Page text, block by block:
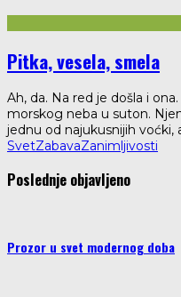
Pitka, vesela, smela
Ah, da. Na red je došla i
morskog neba u suton.
jednu od najukusnijih voćki,
SvetZabavaZanimljivosti
Poslednje objavljeno
Prozor u svet modernog doba